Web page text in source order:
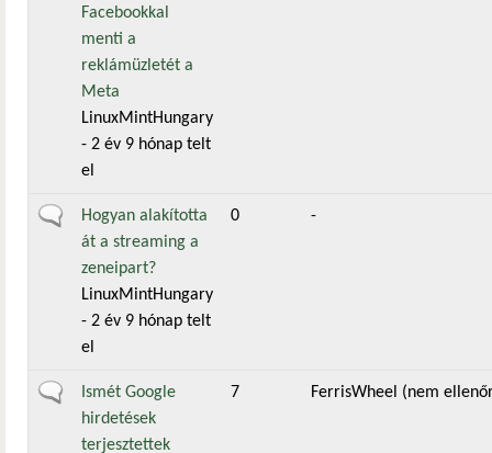
Facebookkal
menti a
reklámüzletét a
Meta
LinuxMintHungary
- 2 év 9 hónap telt
el
Általános téma
Hogyan alakította
át a streaming a
zeneipart?
LinuxMintHungary
- 2 év 9 hónap telt
el
0 -
Általános téma
Ismét Google
hirdetések
terjesztettek
7 FerrisWheel (nem